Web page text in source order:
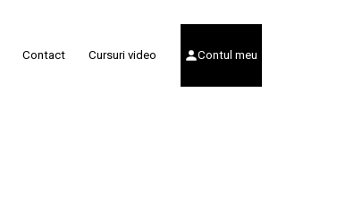
Contact Cursuri video Contul meu